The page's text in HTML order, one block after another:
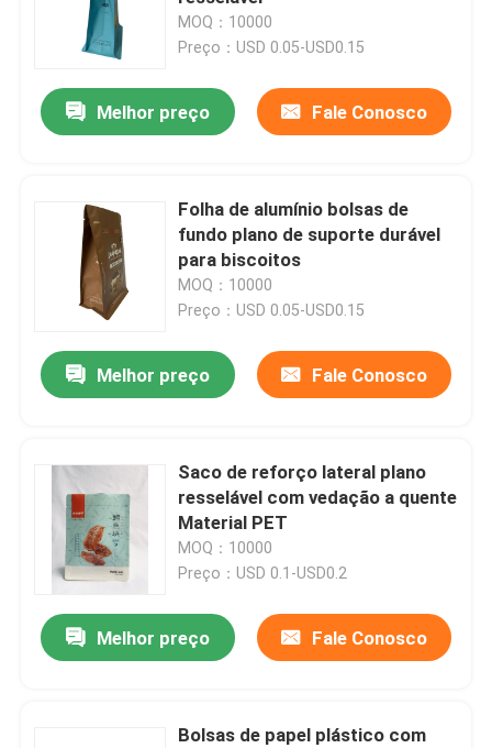
MOQ：10000
Preço：USD 0.05-USD0.15
Melhor preço Fale Conosco
Folha de alumínio bolsas de
fundo plano de suporte durável
para biscoitos
MOQ：10000
Preço：USD 0.05-USD0.15
Melhor preço Fale Conosco
Saco de reforço lateral plano
resselável com vedação a quente
Material PET
MOQ：10000
Preço：USD 0.1-USD0.2
Melhor preço Fale Conosco
Bolsas de papel plástico com